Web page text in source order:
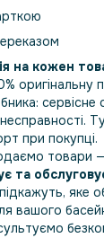
на кожен
оригінальну
сервісне
несправності.
при покупці.
товари —
та
підкажуть, яке
вашого